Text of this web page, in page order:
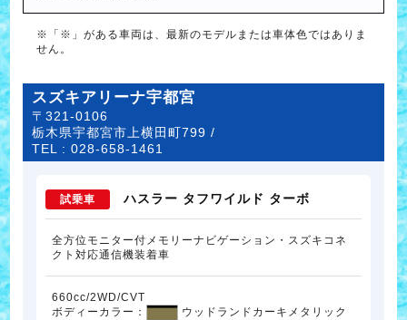
※「※」がある車両は、最新のモデルまたは車体色ではありま
せん。
スズキアリーナ宇都宮
〒321-0106
栃木県宇都宮市上横田町799 /
TEL :028-658-1461
試乗車 ハスラー タフワイルド ターボ
全方位モニター付メモリーナビゲーション・スズキコネ
クト対応通信機装着車
660cc/2WD/CVT
ボディーカラー：
ウッドランドカーキメタリック